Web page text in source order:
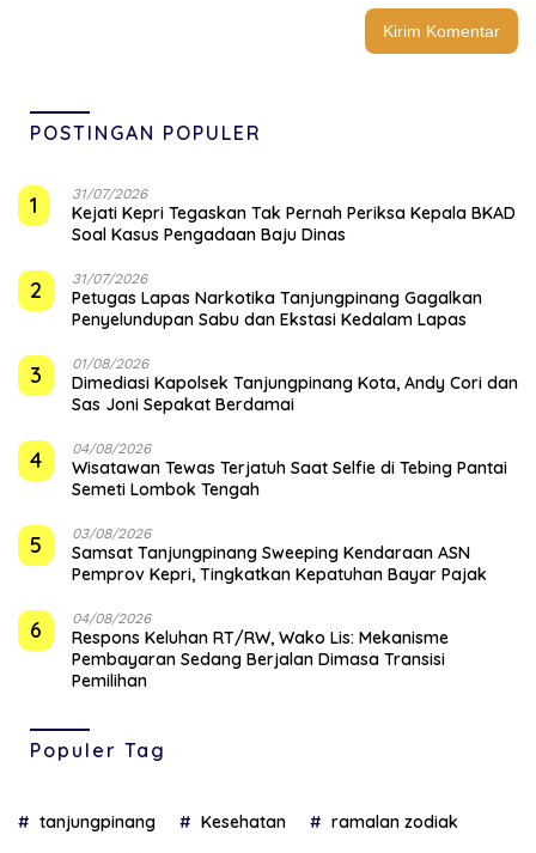
POSTINGAN POPULER
1 31/07/2026
Kejati Kepri Tegaskan Tak Pernah Periksa Kepala BKAD
Soal Kasus Pengadaan Baju Dinas
2 31/07/2026
Petugas Lapas Narkotika Tanjungpinang Gagalkan
Penyelundupan Sabu dan Ekstasi Kedalam Lapas
3 01/08/2026
Dimediasi Kapolsek Tanjungpinang Kota, Andy Cori dan
Sas Joni Sepakat Berdamai
4 04/08/2026
Wisatawan Tewas Terjatuh Saat Selfie di Tebing Pantai
Semeti Lombok Tengah
5 03/08/2026
Samsat Tanjungpinang Sweeping Kendaraan ASN
Pemprov Kepri, Tingkatkan Kepatuhan Bayar Pajak
6 04/08/2026
‎Respons Keluhan RT/RW, Wako Lis: Mekanisme
Pembayaran Sedang Berjalan Dimasa Transisi
Pemilihan
Populer Tag
tanjungpinang Kesehatan ramalan zodiak